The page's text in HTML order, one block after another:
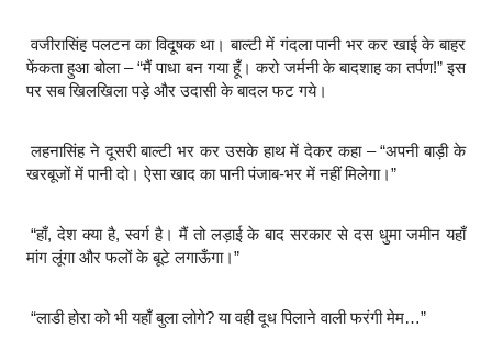
वजीरासिंह पलटन का विदूषक था। बाल्टी में गंदला पानी भर कर खाई के बाहर
फेंकता हुआ बोला – “मैं पाधा बन गया हूँ। करो जर्मनी के बादशाह का तर्पण!” इस
पर सब खिलखिला पड़े और उदासी के बादल फट गये।
लहनासिंह ने दूसरी बाल्टी भर कर उसके हाथ में देकर कहा – “अपनी बाड़ी के
खरबूजों में पानी दो। ऐसा खाद का पानी पंजाब-भर में नहीं मिलेगा।”
“हाँ, देश क्या है, स्वर्ग है। मैं तो लड़ाई के बाद सरकार से दस धुमा जमीन यहाँ
मांग लूंगा और फलों के बूटे लगाऊँगा।”
“लाडी होरा को भी यहाँ बुला लोगे? या वही दूध पिलाने वाली फरंगी मेम…”